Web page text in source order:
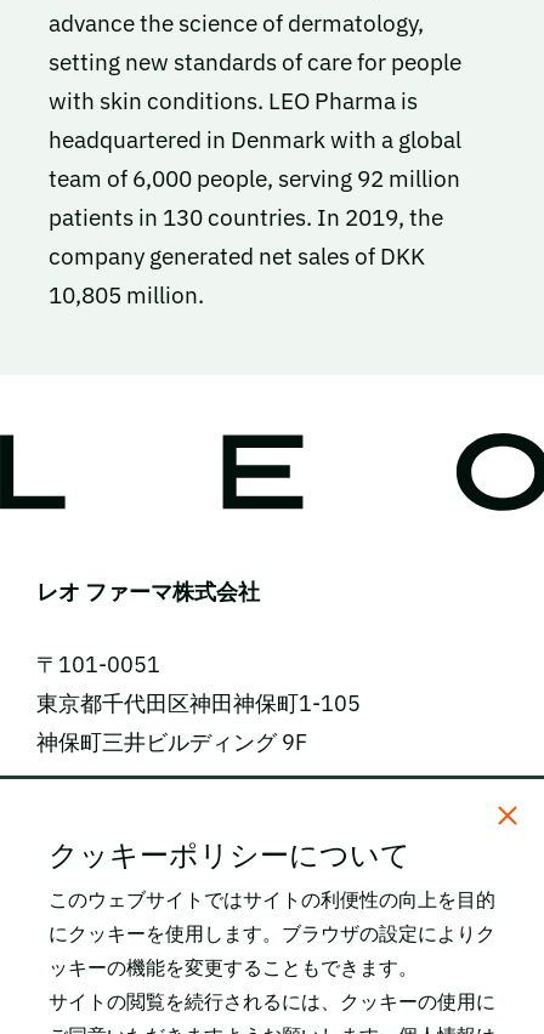
advance the science of dermatology,
setting new standards of care for people
with skin conditions. LEO Pharma is
headquartered in Denmark with a global
team of 6,000 people, serving 92 million
patients in 130 countries. In 2019, the
company generated net sales of DKK
10,805 million.
レオ ファーマ株式会社
〒101-0051
東京都千代田区神田神保町1-105
神保町三井ビルディング 9F
FAX番号: 03-3259-0150
所在地・アクセス
関連サイト
LEO Pharma SKIN
クッキーポリシーについて
このウェブサイトではサイトの利便性の向上を目的
にクッキーを使用します。ブラウザの設定によりク
ッキーの機能を変更することもできます。
サイトの閲覧を続行されるには、クッキーの使用に